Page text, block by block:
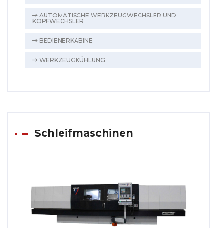
AUTOMATISCHE WERKZEUGWECHSLER UND
KOPFWECHSLER
BEDIENERKABINE
WERKZEUGKÜHLUNG
Schleifmaschinen